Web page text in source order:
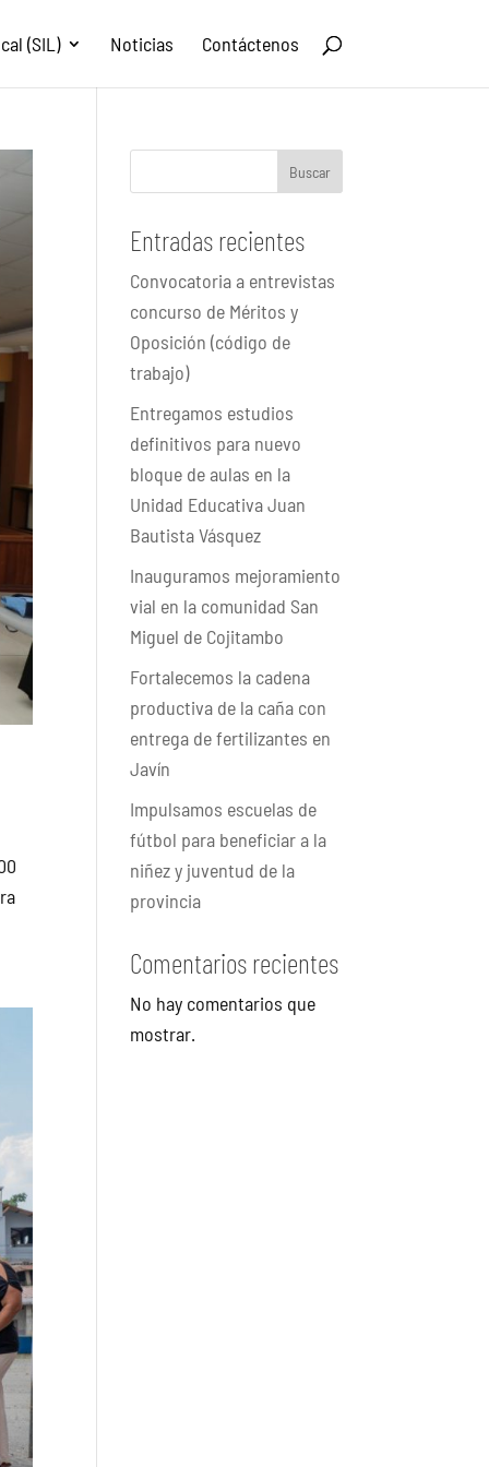
(SIL) Noticias Contáctenos
Buscar
Entradas recientes
Convocatoria a entrevistas
concurso de Méritos y
Oposición (código de
trabajo)
Entregamos estudios
definitivos para nuevo
bloque de aulas en la
Unidad Educativa Juan
Bautista Vásquez
Inauguramos mejoramiento
vial en la comunidad San
Miguel de Cojitambo
Fortalecemos la cadena
productiva de la caña con
entrega de fertilizantes en
Javín
Impulsamos escuelas de
fútbol para beneficiar a la
niñez y juventud de la
provincia
Comentarios recientes
No hay comentarios que
mostrar.